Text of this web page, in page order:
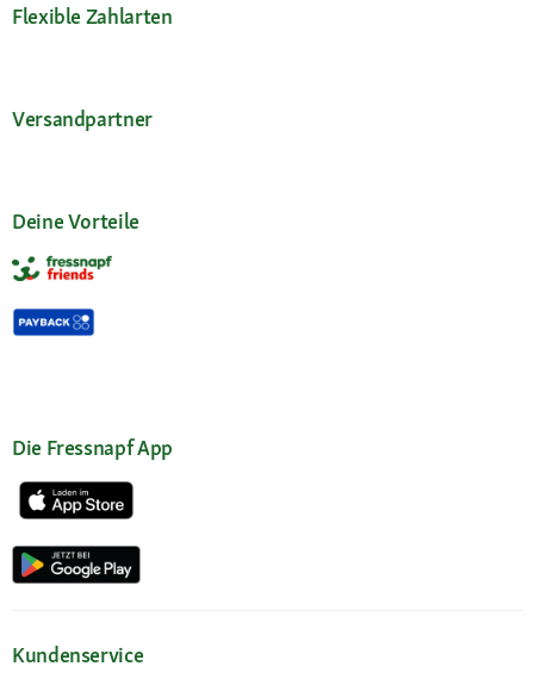
Flexible Zahlarten
Versandpartner
Deine Vorteile
Die Fressnapf App
Kundenservice